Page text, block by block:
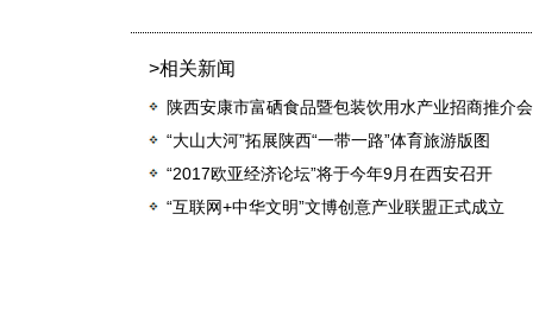
>相关新闻
陕西安康市富硒食品暨包装饮用水产业招商推介
“大山大河”拓展陕西“一带一路”体育旅游版图
“2017欧亚经济论坛”将于今年9月在西安召开
“互联网+中华文明”文博创意产业联盟正式成立